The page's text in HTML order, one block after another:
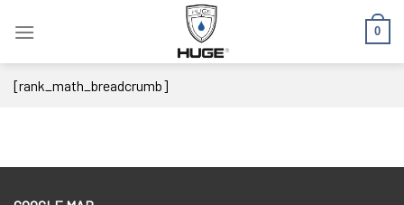
0
[rank_math_breadcrumb]